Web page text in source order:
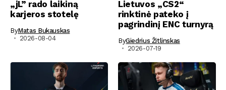
„jL” rado laikiną
karjeros stotelę
ByMatas Bukauskas
2026-08-04
Lietuvos „CS2“
rinktinė pateko į
pagrindinį ENC turnyrą
ByGiedrius Žitlinskas
2026-07-19